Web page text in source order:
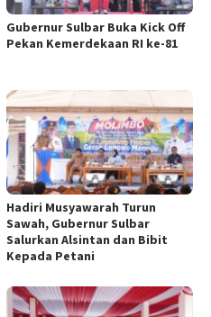
Gubernur Sulbar Buka Kick Off
Pekan Kemerdekaan RI ke-81
Hadiri Musyawarah Turun
Sawah, Gubernur Sulbar
Salurkan Alsintan dan Bibit
Kepada Petani